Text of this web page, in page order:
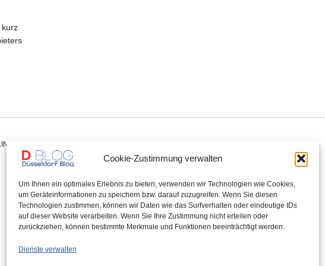
Cookie-Zustimmung verwalten
Um Ihnen ein optimales Erlebnis zu bieten, verwenden wir Technologien wie Cookies,
um Geräteinformationen zu speichern bzw. darauf zuzugreifen. Wenn Sie diesen
Technologien zustimmen, können wir Daten wie das Surfverhalten oder eindeutige IDs
auf dieser Website verarbeiten. Wenn Sie Ihre Zustimmung nicht erteilen oder
zurückziehen, können bestimmte Merkmale und Funktionen beeinträchtigt werden.
Dienste verwalten
kurz
(EU)